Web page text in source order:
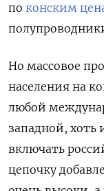
по конским
Но массовое
населения на
любой
западной,
включать
цепочку